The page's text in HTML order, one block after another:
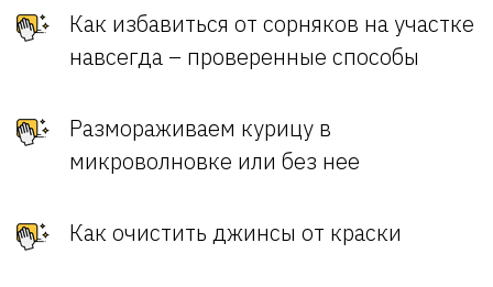
Как избавиться от сорняков на участке
навсегда – проверенные способы
Размораживаем курицу в
микроволновке или без нее
Как очистить джинсы от краски